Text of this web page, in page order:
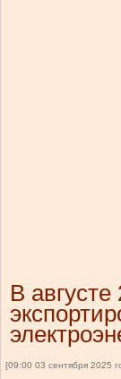
В
[09:00 03 сентября 2025